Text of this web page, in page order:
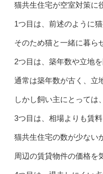
猫共生住宅が空室対策に
1つ目は、前述のように
そのため猫と一緒に暮ら
2つ目は、築年数や立地を
通常は築年数が古く、立
しかし飼い主にとっては
3つ目は、相場よりも賃
猫共生住宅の数が少ない
周辺の賃貸物件の価格を